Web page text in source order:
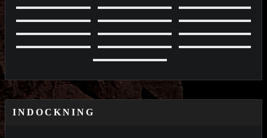
INDOCKNING